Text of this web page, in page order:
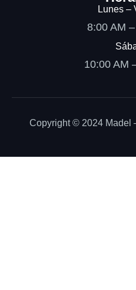
Lunes –
8:00 AM
10:00 AM
Copyright © 2024 Madel